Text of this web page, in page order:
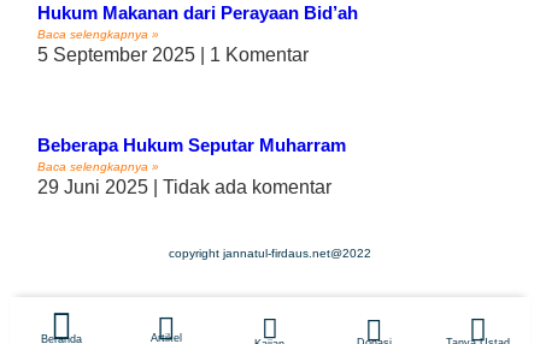
Hukum Makanan dari Perayaan Bid’ah
Baca selengkapnya »
5 September 2025 1 Komentar
Beberapa Hukum Seputar Muharram
Baca selengkapnya »
29 Juni 2025 Tidak ada komentar
copyright jannatul-firdaus.net@2022
Beranda Artikel